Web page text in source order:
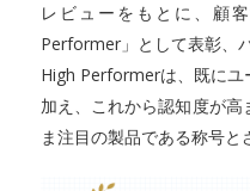
レビューをもとに、顧
Performer」として表彰、
High Performerは、既にユ
加え、これから認知度が
ま注目の製品である称号と